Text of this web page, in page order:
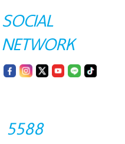
SOCIAL
NETWORK